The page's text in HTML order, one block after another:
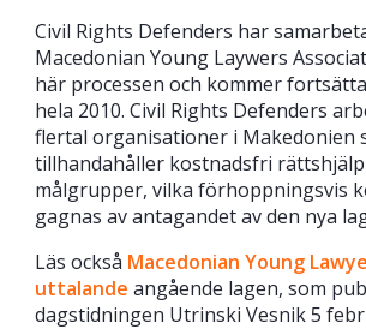
Civil Rights Defenders har
Macedonian Young Laywers
här processen och kommer
hela 2010. Civil Rights Defenders
flertal organisationer i Makedonien
tillhandahåller kostnadsfri
målgrupper, vilka förhoppningsvis
gagnas av antagandet av den nya
Läs också Macedonian Young
uttalande angående lagen, som
dagstidningen Utrinski Vesnik 5